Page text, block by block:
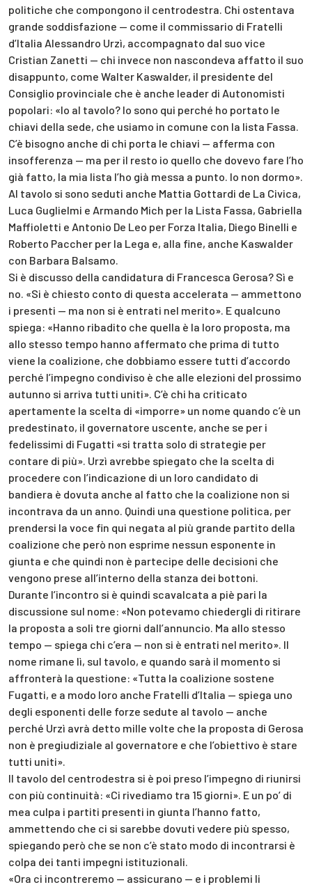
politiche che compongono il centrodestra. Chi ostentava
grande soddisfazione — come il commissario di Fratelli
d’Italia Alessandro Urzì, accompagnato dal suo vice
Cristian Zanetti — chi invece non nascondeva affatto il suo
disappunto, come Walter Kaswalder, il presidente del
Consiglio provinciale che è anche leader di Autonomisti
popolari: «Io al tavolo? Io sono qui perché ho portato le
chiavi della sede, che usiamo in comune con la lista Fassa.
C’è bisogno anche di chi porta le chiavi — afferma con
insofferenza — ma per il resto io quello che dovevo fare l’ho
già fatto, la mia lista l’ho già messa a punto. Io non dormo».
Al tavolo si sono seduti anche Mattia Gottardi de La Civica,
Luca Guglielmi e Armando Mich per la Lista Fassa, Gabriella
Maffioletti e Antonio De Leo per Forza Italia, Diego Binelli e
Roberto Paccher per la Lega e, alla fine, anche Kaswalder
con Barbara Balsamo.
Si è discusso della candidatura di Francesca Gerosa? Sì e
no. «Si è chiesto conto di questa accelerata — ammettono
i presenti — ma non si è entrati nel merito». E qualcuno
spiega: «Hanno ribadito che quella è la loro proposta, ma
allo stesso tempo hanno affermato che prima di tutto
viene la coalizione, che dobbiamo essere tutti d’accordo
perché l’impegno condiviso è che alle elezioni del prossimo
autunno si arriva tutti uniti». C’è chi ha criticato
apertamente la scelta di «imporre» un nome quando c’è un
predestinato, il governatore uscente, anche se per i
fedelissimi di Fugatti «si tratta solo di strategie per
contare di più». Urzì avrebbe spiegato che la scelta di
procedere con l’indicazione di un loro candidato di
bandiera è dovuta anche al fatto che la coalizione non si
incontrava da un anno. Quindi una questione politica, per
prendersi la voce fin qui negata al più grande partito della
coalizione che però non esprime nessun esponente in
giunta e che quindi non è partecipe delle decisioni che
vengono prese all’interno della stanza dei bottoni.
Durante l’incontro si è quindi scavalcata a piè pari la
discussione sul nome: «Non potevamo chiedergli di ritirare
la proposta a soli tre giorni dall’annuncio. Ma allo stesso
tempo — spiega chi c’era — non si è entrati nel merito». Il
nome rimane lì, sul tavolo, e quando sarà il momento si
affronterà la questione: «Tutta la coalizione sostene
Fugatti, e a modo loro anche Fratelli d’Italia — spiega uno
degli esponenti delle forze sedute al tavolo — anche
perché Urzì avrà detto mille volte che la proposta di Gerosa
non è pregiudiziale al governatore e che l’obiettivo è stare
tutti uniti».
Il tavolo del centrodestra si è poi preso l’impegno di riunirsi
con più continuità: «Ci rivediamo tra 15 giorni». E un po’ di
mea culpa i partiti presenti in giunta l’hanno fatto,
ammettendo che ci si sarebbe dovuti vedere più spesso,
spiegando però che se non c’è stato modo di incontrarsi è
colpa dei tanti impegni istituzionali.
«Ora ci incontreremo — assicurano — e i problemi li